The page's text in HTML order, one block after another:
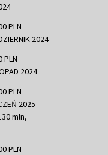
PLN
2024
PLN
2024
PLN
2025
mln,
PLN